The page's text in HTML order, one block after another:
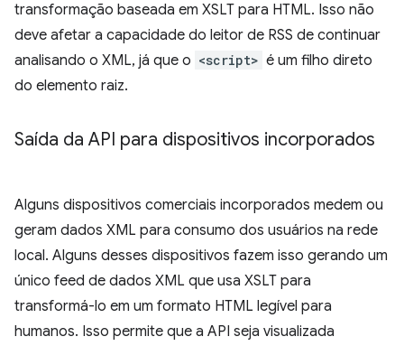
transformação baseada em XSLT para HTML. Isso não
deve afetar a capacidade do leitor de RSS de continuar
analisando o XML, já que o <script> é um filho direto
do elemento raiz.
Saída da API para dispositivos incorporados
Alguns dispositivos comerciais incorporados medem ou
geram dados XML para consumo dos usuários na rede
local. Alguns desses dispositivos fazem isso gerando um
único feed de dados XML que usa XSLT para
transformá-lo em um formato HTML legível para
humanos. Isso permite que a API seja visualizada